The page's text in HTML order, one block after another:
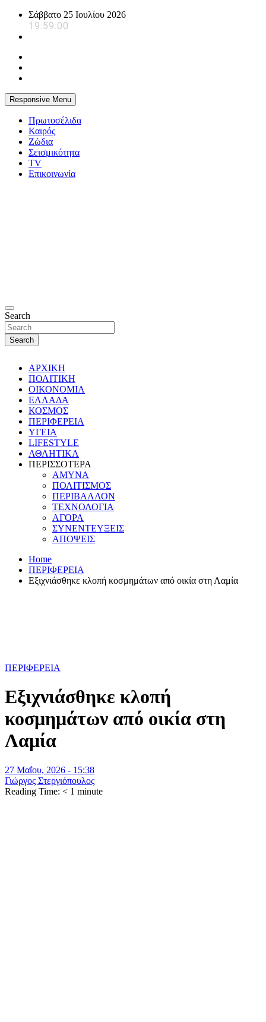
Skip
content
Σάββατο 25 Ιουλίου 2026
19:59:01
Responsive Menu
Πρωτοσέλιδα
Καιρός
Ζώδια
Σεισμικότητα
TV
Επικοινωνία
Search
Search
ΑΡΧΙΚΗ
ΠΟΛΙΤΙΚΗ
ΟΙΚΟΝΟΜΙΑ
ΕΛΛΑΔΑ
ΚΟΣΜΟΣ
ΠΕΡΙΦΕΡΕΙΑ
ΥΓΕΙΑ
LIFESTYLE
ΑΘΛΗΤΙΚΑ
ΠΕΡΙΣΣΟΤΕΡΑ
ΑΜΥΝΑ
ΠΟΛΙΤΙΣΜΟΣ
ΠΕΡΙΒΑΛΛΟΝ
ΤΕΧΝΟΛΟΓΙΑ
ΑΓΟΡΑ
ΣΥΝΕΝΤΕΥΞΕΙΣ
ΑΠΟΨΕΙΣ
Home
ΠΕΡΙΦΕΡΕΙΑ
Εξιχνιάσθηκε κλοπή κοσμημάτων από οικία στη Λαμία
ΠΕΡΙΦΕΡΕΙΑ
Εξιχνιάσθηκε κλοπή
κοσμημάτων από οικία στη
Λαμία
27 Μαΐου, 2026 - 15:38
Γιώργος Στεργιόπουλος
Reading Time: < 1 minute